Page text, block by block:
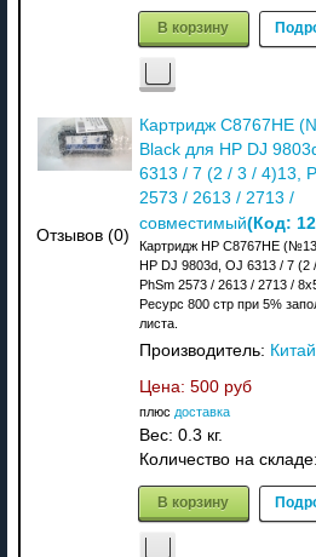
В корзину
Отзывов (0)
Картридж C8767HE
Black для HP DJ
6313 / 7 (2 / 3 / 4)13,
2573 / 2613 / 2713 /
совместимый(Код:
Картридж HP C8767HE
HP DJ 9803d, OJ 6313 / 7 (2
PhSm 2573 / 2613 / 2713 /
Ресурс 800 стр при 5%
листа.
Производитель: Китай
Цена: 500 руб
плюс доставка
Вес: 0.3 кг.
Количество на складе:
В корзину